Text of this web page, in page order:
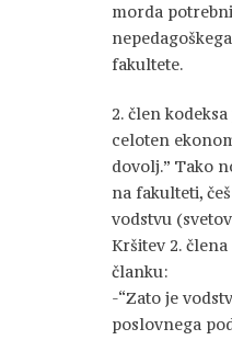
morda
fakultete.
2. člen
celoten
dovolj.” Tako
na fakulteti,
vodstvu
Kršitev 2.
članku:
-“Zato je
poslovnega